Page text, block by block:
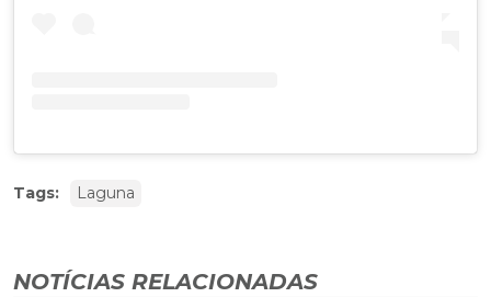
Tags: Laguna
NOTÍCIAS RELACIONADAS